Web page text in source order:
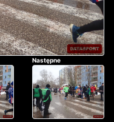
Następne